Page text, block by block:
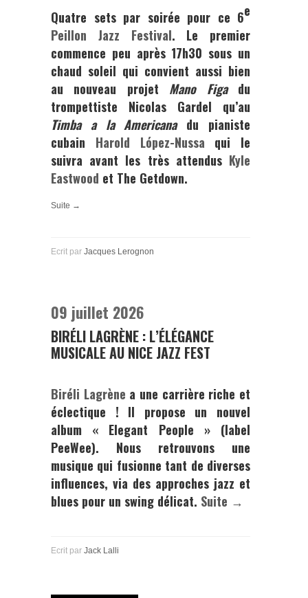
Quatre sets par soirée pour ce 6e
Peillon Jazz Festival. Le premier
commence peu après 17h30 sous un
chaud soleil qui convient aussi bien
au nouveau projet Mano Figadu
trompettiste Nicolas Gardel qu’au
Timba a la Americanadu pianiste
cubain Harold López-Nussa qui le
suivra avant les très attendus Kyle
Eastwood et The Getdown.
Suite →
Ecrit par Jacques Lerognon
09 juillet 2026
BIRÉLI LAGRÈNE : L’ÉLÉGANCE
MUSICALE AU NICE JAZZ FEST
Biréli Lagrène a une carrière riche et
éclectique ! Il propose un nouvel
album « Elegant People » (label
PeeWee). Nous retrouvons une
musique qui fusionne tant de diverses
influences, via des approches jazz et
blues pour un swing délicat. Suite →
Ecrit par Jack Lalli